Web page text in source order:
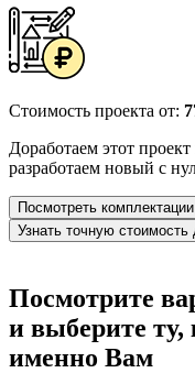
Стоимость проекта от:
Доработаем этот
разработаем новый с
Посмотреть
Узнать точную стоимость
Посмотрите
и выберите ту,
именно Вам